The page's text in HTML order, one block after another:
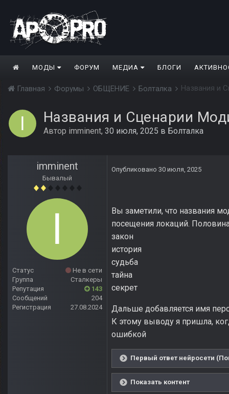
МОДЫ ФОРУМ МЕДИА БЛОГИ
Главная Форумы ОБЩЕНИЕ Болталка Названия и
Названия и Сценарии
Автор imminent, 30 июля, 2025 в Болталка
imminent
Бывалый
Статус
Не в сети
Группа
Сталкеры
Репутация
143
Сообщений
204
Регистрация
27.08.2024
Опубликовано 30 июля, 2025
Вы заметили, что названия
посещения локаций.
закон
история
судьба
тайна
секрет
Дальше добавляется имя
К этому выводу я пришла,
ошибкой
Первый ответ нейросети
Показать контент